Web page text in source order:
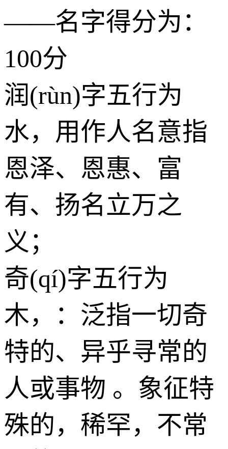
——名字得分为：
100分
润(rùn)字五行为
水，用作人名意指
恩泽、恩惠、富
有、扬名立万之
义；
奇(qí)字五行为
木，：泛指一切奇
特的、异乎寻常的
人或事物 。象征特
殊的，稀罕，不常